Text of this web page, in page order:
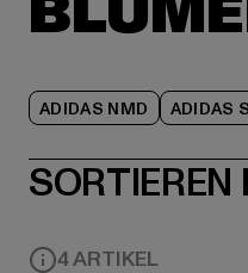
ADIDAS NMD ADIDAS
SORTIEREN
4 ARTIKEL